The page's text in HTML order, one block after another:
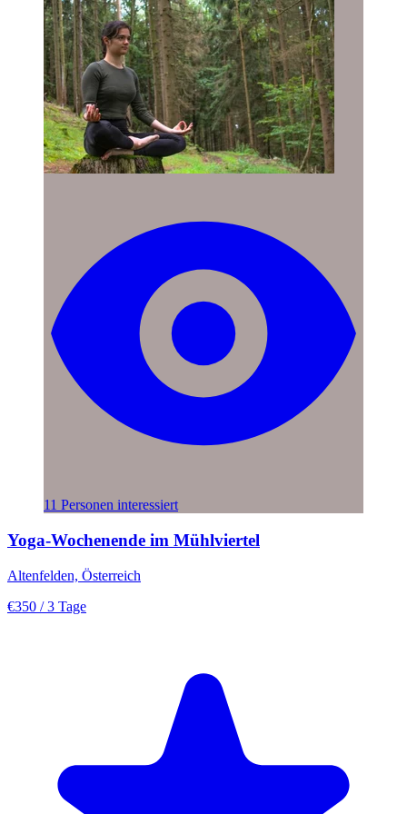
11 Personen interessiert
Yoga-Wochenende im Mühlviertel
Altenfelden, Österreich
€350 / 3 Tage